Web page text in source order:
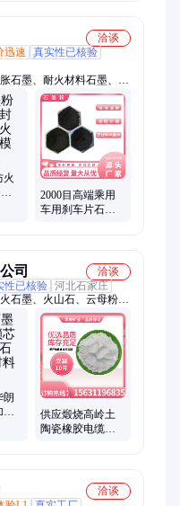
洽谈
迅速
真实性已核验
石墨、耐火材料石墨、高
火
2000目高端乘用
车用刹车片石墨
司
洽谈
性已核验 河北石家庄
石墨、火山石、云母粉、
、铁粉、石英砂、蛭石、
颗粒、配重铁砂、麦饭
、重晶石粉
朗
润
供应煅烧高岭土
陶瓷橡胶电缆填
洽谈